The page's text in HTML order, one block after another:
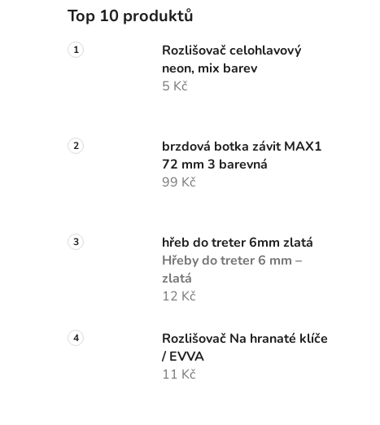
Top 10 produktů
Rozlišovač celohlavový
neon, mix barev
5 Kč
brzdová botka závit MAX1
72 mm 3 barevná
99 Kč
hřeb do treter 6mm zlatá
Hřeby do treter 6 mm –
zlatá
12 Kč
Rozlišovač Na hranaté klíče
/ EVVA
11 Kč